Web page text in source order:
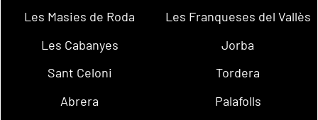
Les Masies de Roda
Les Franqueses del Vallès
Les Cabanyes
Jorba
Sant Celoni
Tordera
Abrera
Palafolls